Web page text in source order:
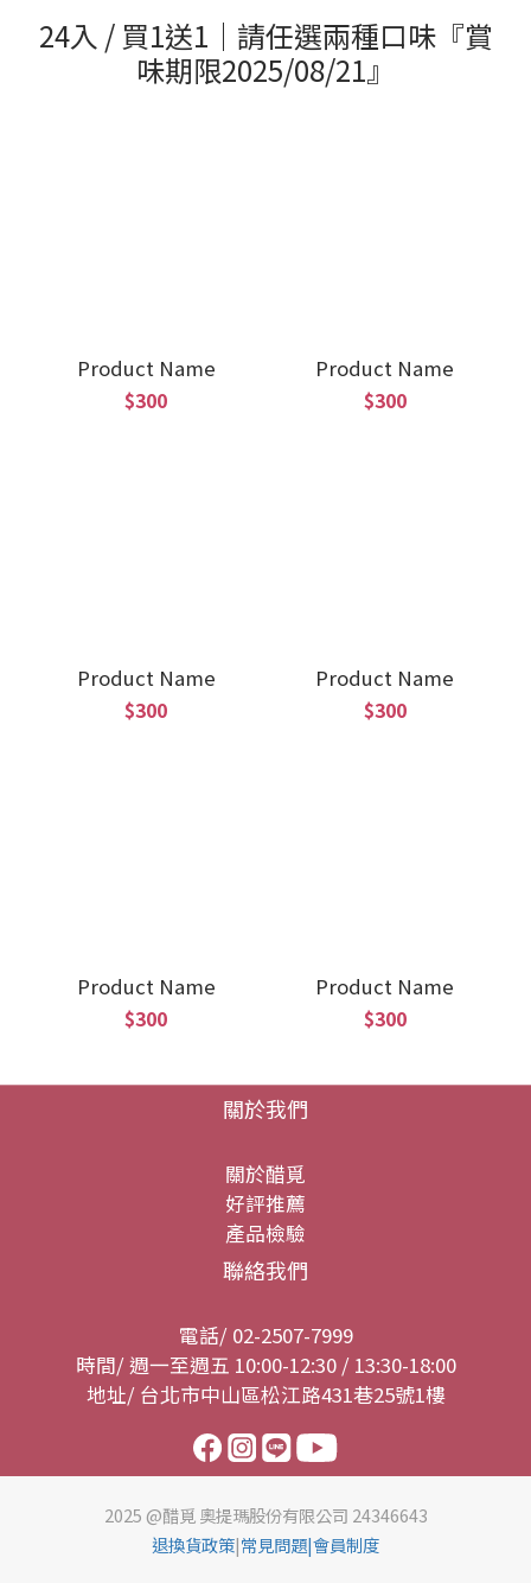
24入 / 買1送1｜請任選兩種口味『賞
味期限2025/08/21』
Product Name
$300
Product Name
$300
Product Name
$300
Product Name
$300
Product Name
$300
Product Name
$300
關於我們
關於醋覓
好評推薦
產品檢驗
聯絡我們
電話/ 02-2507-7999
時間/ 週一至週五 10:00-12:30 / 13:30-18:00
地址/ 台北市中山區松江路431巷25號1樓
2025 @醋覓 奧提瑪股份有限公司 24346643
退換貨政策|常見問題|會員制度